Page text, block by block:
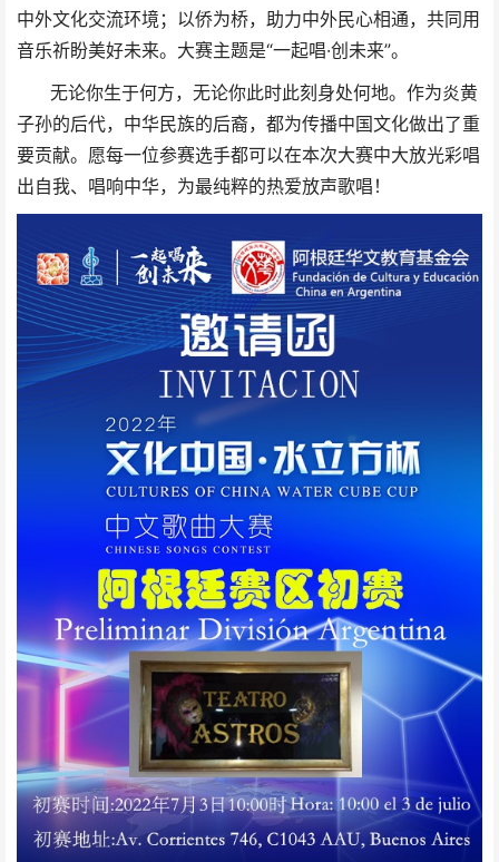
中外文化交流环境；以侨为桥，助力中外民心相通，共同用
音乐祈盼美好未来。大赛主题是“一起唱·创未来”。
无论你生于何方，无论你此时此刻身处何地。作为炎黄
子孙的后代，中华民族的后裔，都为传播中国文化做出了重
要贡献。愿每一位参赛选手都可以在本次大赛中大放光彩唱
出自我、唱响中华，为最纯粹的热爱放声歌唱！